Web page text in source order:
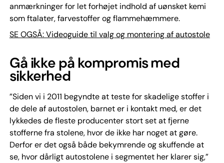
anmærkninger for let forhøjet indhold af uønsket kemi
som ftalater, farvestoffer og flammehæmmere.
SE OGSÅ: Videoguide til valg og montering af autostole
Gå ikke på kompromis med
sikkerhed
”Siden vi i 2011 begyndte at teste for skadelige stoffer i
de dele af autostolen, barnet er i kontakt med, er det
lykkedes de fleste producenter stort set at fjerne
stofferne fra stolene, hvor de ikke har noget at gøre.
Derfor er det også både bekymrende og skuffende at
se, hvor dårligt autostolene i segmentet her klarer sig,”